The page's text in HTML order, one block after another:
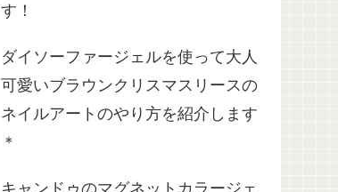
す！
ダイソーファージェルを使って大人
可愛いブラウンクリスマスリースの
ネイルアートのやり方を紹介します
＊
キャンドゥのマグネットカラージェ